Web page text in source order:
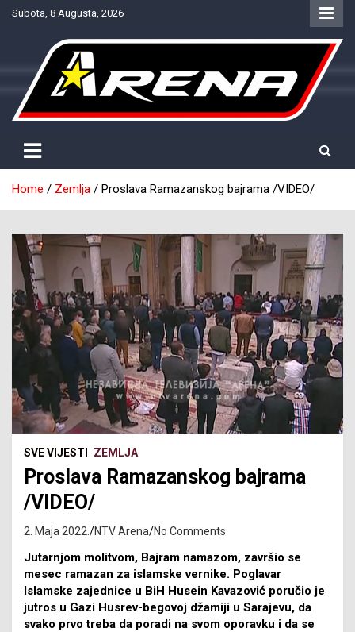
SkipSubota, 8 Augusta, 2026
NTV Arena
Home Zemlja Proslava Ramazanskog bajrama /VIDEO/
SVE VIJESTI ZEMLJA
Proslava Ramazanskog bajrama
/VIDEO/
2. Maja 2022. NTV Arena No Comments
Jutarnjom molitvom, Bajram namazom, završio se
mesec ramazan za islamske vernike. Poglavar
Islamske zajednice u BiH Husein Kavazović poručio je
jutros u Gazi Husrev-begovoj džamiji u Sarajevu, da
svako prvo treba da poradi na svom oporavku i da se